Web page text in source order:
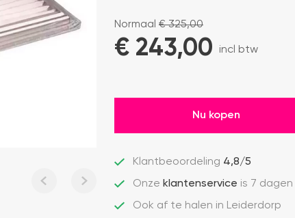
Normaal €325,00
€ 243,00 incl btw
Nu kopen
Klantbeoordeling 4,8/5
Onze klantenservice is 7
Ook af te halen in Leiderdorp